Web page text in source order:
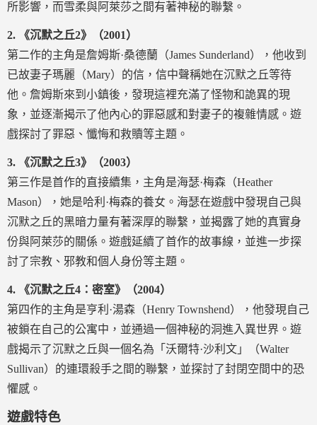
所影響，而雪柔與阿萊莎之間有著神秘的聯繫。
2.
《沉默之丘2》（2001）
第二作的主角是詹姆斯·桑德蘭（James Sunderland），他收到
已故妻子瑪麗（Mary）的信，信中聲稱她在沉默之丘等待
他。詹姆斯來到小鎮後，發現這裡充滿了怪物和詭異的現
象，並逐漸揭示了他內心的罪惡感和對妻子的複雜情感。遊
戲探討了罪惡、懺悔和救贖等主題。
3.
《沉默之丘3》（2003）
第三作是首作的直接續集，主角是海瑟·梅森（Heather
Mason），她是哈利·梅森的養女。海瑟在遊戲中發現自己與
沉默之丘的黑暗力量有著深厚的聯繫，並揭露了她的真實身
份與阿萊莎的關係。遊戲延續了首作的故事線，並進一步探
討了宗教、邪教和個人身份等主題。
4.
《沉默之丘4：密室》（2004）
第四作的主角是亨利·湯森（Henry Townshend），他發現自己
被鎖在自己的公寓中，並通過一個神秘的洞進入異世界。遊
戲揭示了沉默之丘與一個名為「沃爾特·沙利文」（Walter
Sullivan）的連環殺手之間的聯繫，並探討了封閉空間中的恐
懼感。
遊戲特色